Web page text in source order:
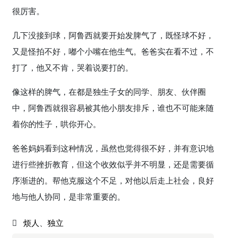
很厉害。
几下没接到球，阿鲁西就要开始发脾气了，既怪球不好，
又是怪拍不好，嘟个小嘴在他生气。爸爸实在看不过，不
打了，他又不肯，哭着说要打的。
像这样的脾气，在都是独生子女的同学、朋友、伙伴圈
中，阿鲁西就很容易被其他小朋友排斥，谁也不可能来随
着你的性子，哄你开心。
爸爸妈妈看到这种情况，虽然也觉得很不好，并有意识地
进行些挫折教育，但这个收效似乎并不明显，还是需要循
序渐进的。帮他克服这个不足，对他以后走上社会，良好
地与他人协同，是非常重要的。
烦人 独立